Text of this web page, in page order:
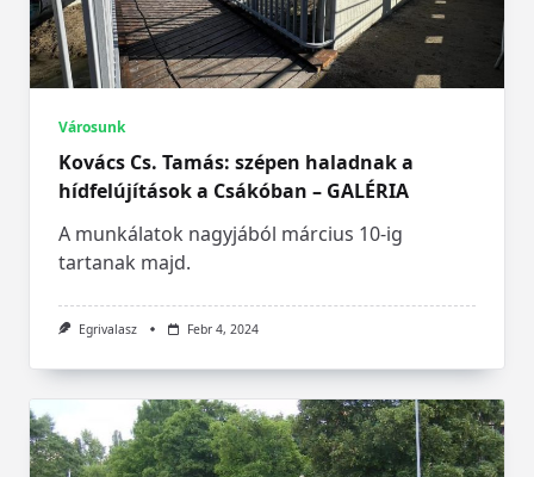
Városunk
Kovács Cs. Tamás: szépen haladnak a
hídfelújítások a Csákóban – GALÉRIA
A munkálatok nagyjából március 10-ig
tartanak majd.
Egrivalasz Febr 4, 2024